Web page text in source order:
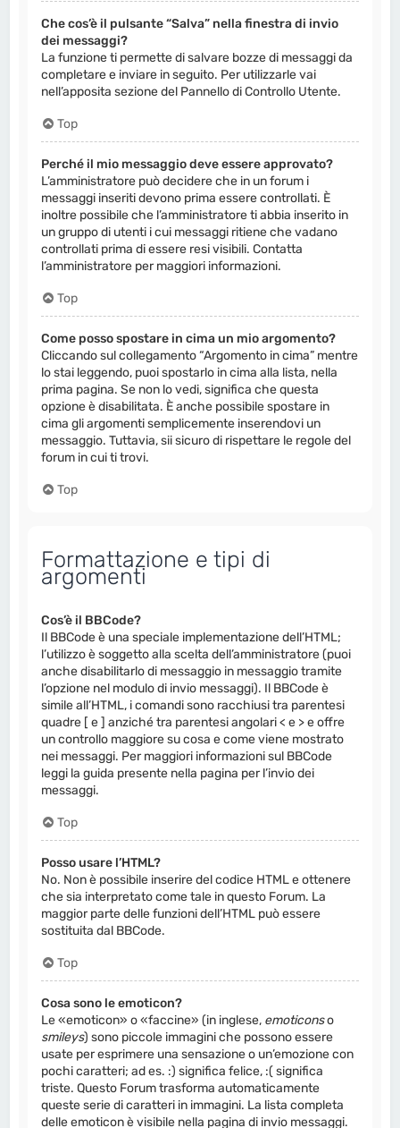
Che cos’è il pulsante “Salva” nella finestra di invio
dei messaggi?
La funzione ti permette di salvare bozze di messaggi da
completare e inviare in seguito. Per utilizzarle vai
nell’apposita sezione del Pannello di Controllo Utente.
Top
Perché il mio messaggio deve essere approvato?
L’amministratore può decidere che in un forum i
messaggi inseriti devono prima essere controllati. È
inoltre possibile che l’amministratore ti abbia inserito in
un gruppo di utenti i cui messaggi ritiene che vadano
controllati prima di essere resi visibili. Contatta
l’amministratore per maggiori informazioni.
Top
Come posso spostare in cima un mio argomento?
Cliccando sul collegamento “Argomento in cima” mentre
lo stai leggendo, puoi spostarlo in cima alla lista, nella
prima pagina. Se non lo vedi, significa che questa
opzione è disabilitata. È anche possibile spostare in
cima gli argomenti semplicemente inserendovi un
messaggio. Tuttavia, sii sicuro di rispettare le regole del
forum in cui ti trovi.
Top
Formattazione e tipi di
argomenti
Cos’è il BBCode?
Il BBCode è una speciale implementazione dell’HTML;
l’utilizzo è soggetto alla scelta dell’amministratore (puoi
anche disabilitarlo di messaggio in messaggio tramite
l’opzione nel modulo di invio messaggi). Il BBCode è
simile all’HTML, i comandi sono racchiusi tra parentesi
quadre [ e ] anziché tra parentesi angolari < e > e offre
un controllo maggiore su cosa e come viene mostrato
nei messaggi. Per maggiori informazioni sul BBCode
leggi la guida presente nella pagina per l’invio dei
messaggi.
Top
Posso usare l’HTML?
No. Non è possibile inserire del codice HTML e ottenere
che sia interpretato come tale in questo Forum. La
maggior parte delle funzioni dell’HTML può essere
sostituita dal BBCode.
Top
Cosa sono le emoticon?
Le «emoticon» o «faccine» (in inglese, emoticonso
smileys) sono piccole immagini che possono essere
usate per esprimere una sensazione o un’emozione con
pochi caratteri; ad es. :) significa felice, :( significa
triste. Questo Forum trasforma automaticamente
queste serie di caratteri in immagini. La lista completa
delle emoticon è visibile nella pagina di invio messaggi.